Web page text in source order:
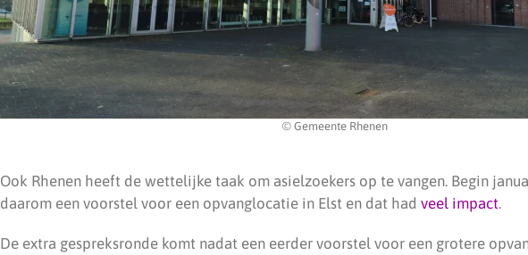
© Gemeente Rhenen
Ook Rhenen heeft de wettelijke taak om asielzoekers op te vangen. Begin
daarom een voorstel voor een opvanglocatie in Elst en dat had veel impact.
De extra gespreksronde komt nadat een eerder voorstel voor een grotere